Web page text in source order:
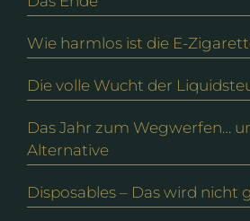
Wie harmlos ist die E-
Die volle Wucht der
Das Jahr zum Wegwerfen…
Alternative
Disposables – Das wird nicht